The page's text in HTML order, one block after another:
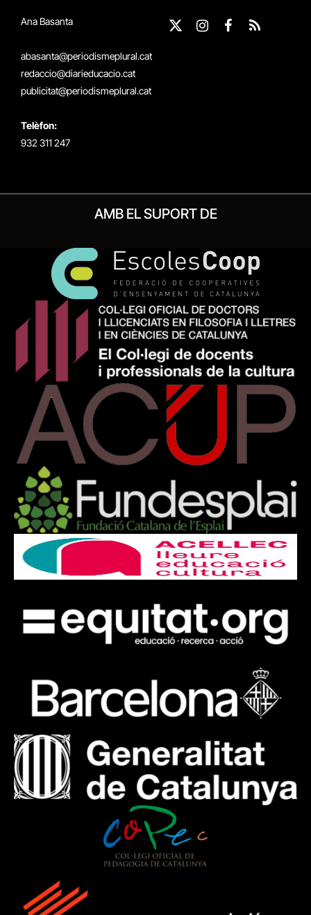
Ana Basanta
abasanta@periodismeplural.cat
redaccio@diarieducacio.cat
publicitat@periodismeplural.cat
Telèfon:
932 311 247
X
Instagram
Facebook
RSS
AMB EL SUPORT DE